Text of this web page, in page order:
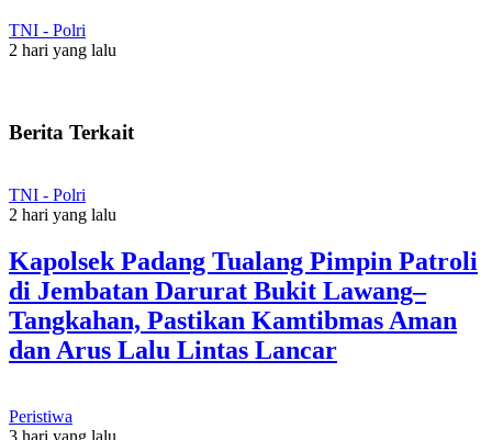
TNI - Polri
2 hari yang lalu
Berita Terkait
TNI - Polri
2 hari yang lalu
Kapolsek Padang Tualang Pimpin Patroli
di Jembatan Darurat Bukit Lawang–
Tangkahan, Pastikan Kamtibmas Aman
dan Arus Lalu Lintas Lancar
Peristiwa
3 hari yang lalu